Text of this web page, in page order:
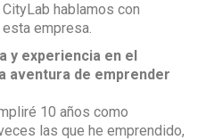
hablamos con
esta empresa.
y experiencia en el
aventura de emprender
10 años como
las que he emprendido,